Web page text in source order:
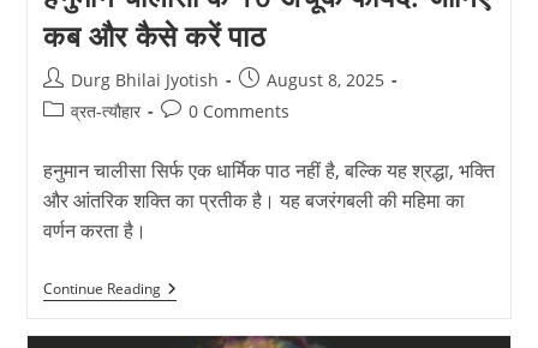
कब और कैसे करें पाठ
Post
author:
Durg Bhilai Jyotish
Post
published:
August 8, 2025
Postव्रत-त्यौहार
Post0 Comments
हनुमान चालीसा सिर्फ एक धार्मिक पाठ नहीं है, बल्कि यह श्रद्धा, भक्ति
और आंतरिक शक्ति का प्रतीक है। यह बजरंगबली की महिमा का
वर्णन करता है।
Continue Readingहनुमान
चालीसा